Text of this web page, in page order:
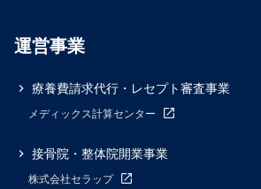
運営事業
療養費請求代行・レセプト審査事業
メディックス計算センター
接骨院・整体院開業事業
株式会社セラップ